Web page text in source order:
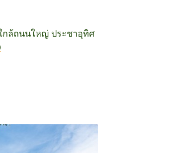
กล้ถนนใหญ่ ประชาอุทิศ